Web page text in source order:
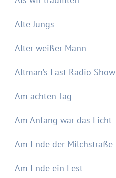
Alte Jungs
Alter weißer Mann
Altman’s Last Radio Show
Am achten Tag
Am Anfang war das Licht
Am Ende der Milchstraße
Am Ende ein Fest